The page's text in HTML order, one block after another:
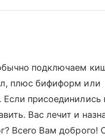
подключаем
плюс бифиформ или
присоединились
Вас лечит и
Всего Вам доброго!